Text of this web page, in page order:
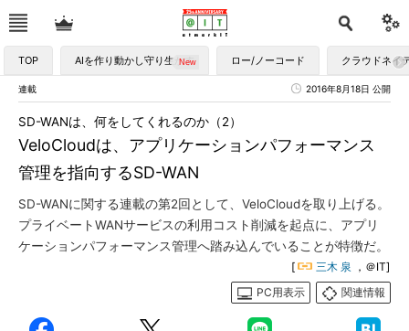
TOP AIを作り動かし守り生かす ロー/ノーコード クラウドネイ
連載 2016年8月18日 公開
VeloCloudは、アプリケーションパフォーマンス
管理を指向するSD-WAN
SD-WANは、何をしてくれるのか（2）
SD-WANに関する連載の第2回として、VeloCloudを取り上げる。
プライベートWANサービスの利用コスト削減を起点に、アプリ
ケーションパフォーマンス管理へ踏み込んでいることが特徴だ。
[ 三木 泉 ，＠IT]
PC用表示
関連情報